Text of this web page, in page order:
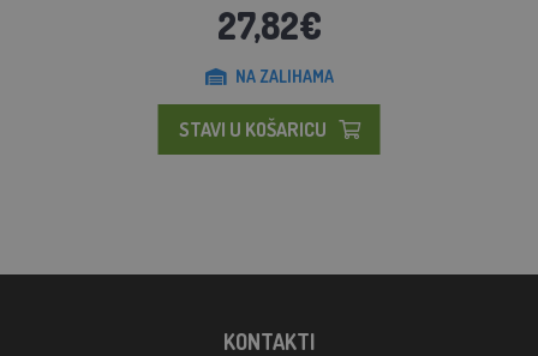
27,82€
NA ZALIHAMA
STAVI U KOŠARICU
KONTAKTI